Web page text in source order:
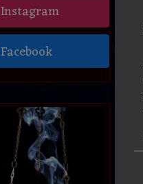
Instagram
Facebook